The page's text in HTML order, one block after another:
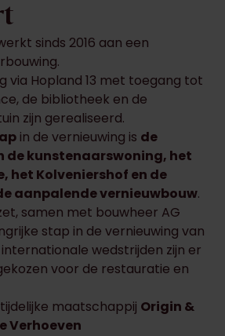
sinds 2016 aan een
via Hopland 13 met toegang tot
de bibliotheek en de
zijn gerealiseerd.
in de vernieuwing is de
de kunstenaarswoning, het
het Kolveniershof en de
aanpalende vernieuwbouw.
samen met bouwheer AG
stap in de vernieuwing van
wedstrijden zijn er
voor de restauratie en
maatschappij Origin &
Verhoeven